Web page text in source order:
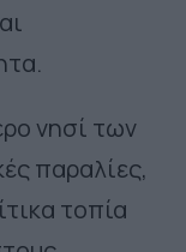
νησί των
παραλίες,
τοπία